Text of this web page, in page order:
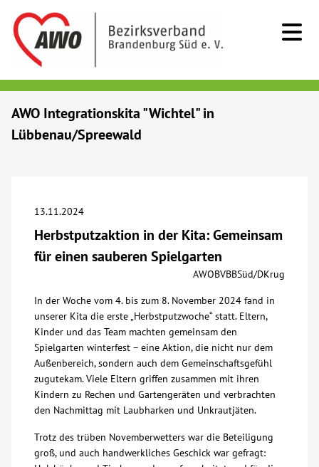
Senioren
Begegnung
Bildung
Über uns
Veranstaltungen
AWO Integrationskita "Wichtel" in
Lübbenau/Spreewald
13.11.2024
Herbstputzaktion in der Kita: Gemeinsam
für einen sauberen Spielgarten
AWOBVBBSüd/DKrug
In der Woche vom 4. bis zum 8. November 2024 fand in
unserer Kita die erste „Herbstputzwoche“ statt. Eltern,
Kinder und das Team machten gemeinsam den
Spielgarten winterfest – eine Aktion, die nicht nur dem
Außenbereich, sondern auch dem Gemeinschaftsgefühl
zugutekam. Viele Eltern griffen zusammen mit ihren
Kindern zu Rechen und Gartengeräten und verbrachten
den Nachmittag mit Laubharken und Unkrautjäten.
Trotz des trüben Novemberwetters war die Beteiligung
groß, und auch handwerkliches Geschick war gefragt: